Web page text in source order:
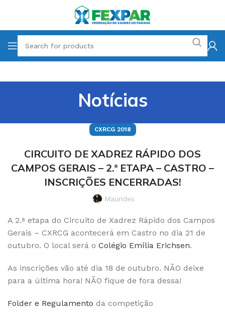
Notícias
CXRCG 2018
CIRCUITO DE XADREZ RÁPIDO DOS
CAMPOS GERAIS – 2.ª ETAPA – CASTRO –
INSCRIÇÕES ENCERRADAS!
Maurides
A 2.ª etapa do Circuito de Xadrez Rápido dos Campos
Gerais – CXRCG acontecerá em Castro no dia 21 de
outubro. O local será o Colégio Emília Erichsen.
As inscrições vão até dia 18 de outubro. NÃO deixe
para a última hora! NÃO fique de fora dessa!
Folder e Regulamento da competição